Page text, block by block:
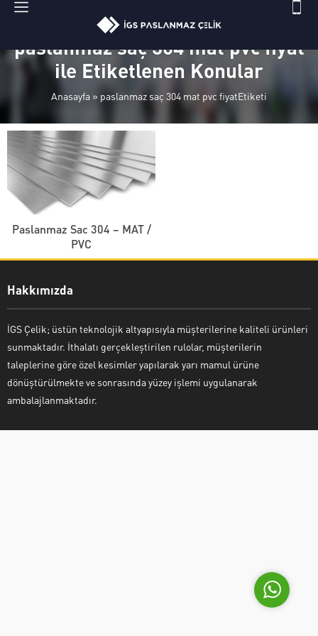
paslanmaz saç 304 mat pvc fiyat
ile Etiketlenen Konular
Anasayfa » paslanmaz saç 304 mat pvc fiyatEtiketi
Paslanmaz Sac 304 – MAT /
PVC
Hakkımızda
İGS Çelik; üstün teknolojik altyapısıyla müşterilerine kaliteli ürünleri
sunmaktadır. İthalatı gerçekleştirilen rulolar, müşterilerin
taleplerine göre özel kesimler yapılarak yarı mamul ürüne
dönüştürülmekte ve sonrasında yüzey işlemi uygulanarak
ambalajlanmaktadır.
İGS Çelik